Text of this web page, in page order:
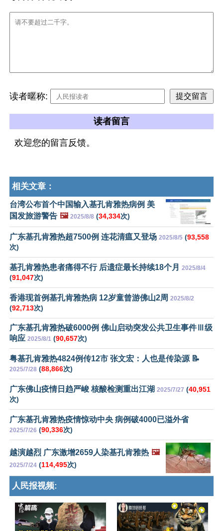
读者暱称:
读者留言
欢迎您的留言反馈。
相关文章：
台湾公布首个中国输入基孔肯雅热病例 美
国发旅游警告 🖼️ 2025/8/8 (34,334次)
广东基孔肯雅热超7500例 连花清瘟又登场 2025/8/5 (93,558
次)
基孔肯雅热患者痛得不行 后遗症最长持续18个月 2025/8/4
(91,047次)
香港现首例基孔肯雅热病 12岁童曾游佛山2周 2025/8/2
(92,713次)
广东基孔肯雅热破6000例 佛山启动突发公共卫生事件Ⅲ级
响应 2025/8/1 (90,657次)
粤基孔肯雅热4824例传12市 张文宏：人也是传染源 📝
2025/7/28 (88,866次)
广东佛山疫情日趋严峻 核酸检测重出江湖 2025/7/27 (40,951
次)
广东基孔肯雅热疫情惊动中央 病例破4000已溢外省
2025/7/26 (90,336次)
越演越烈 广东激增2659人染基孔肯雅热 🖼️
2025/7/24 (114,495次)
人民报视频: